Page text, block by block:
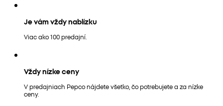
Je vám vždy nablízku
Viac ako 100 predajní.
Vždy nízke ceny
V predajniach Pepco nájdete všetko, čo potrebujete a za nízke
ceny.